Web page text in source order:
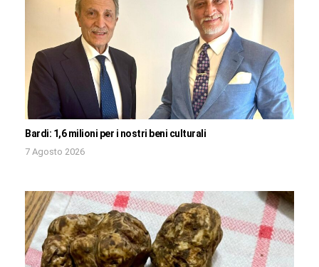
Bardi: 1,6 milioni per i nostri beni culturali
7 Agosto 2026